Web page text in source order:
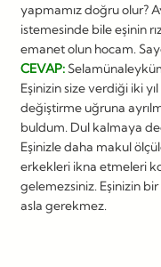
yapmamız doğru olur?
istemesinde bile eşinin
emanet olun hocam.
CEVAP:
Eşinizin size verdiği iki
değiştirme uğruna
buldum. Dul kalmaya
Eşinizle daha makul
erkekleri ikna etmeleri
gelemezsiniz. Eşinizin
asla gerekmez.